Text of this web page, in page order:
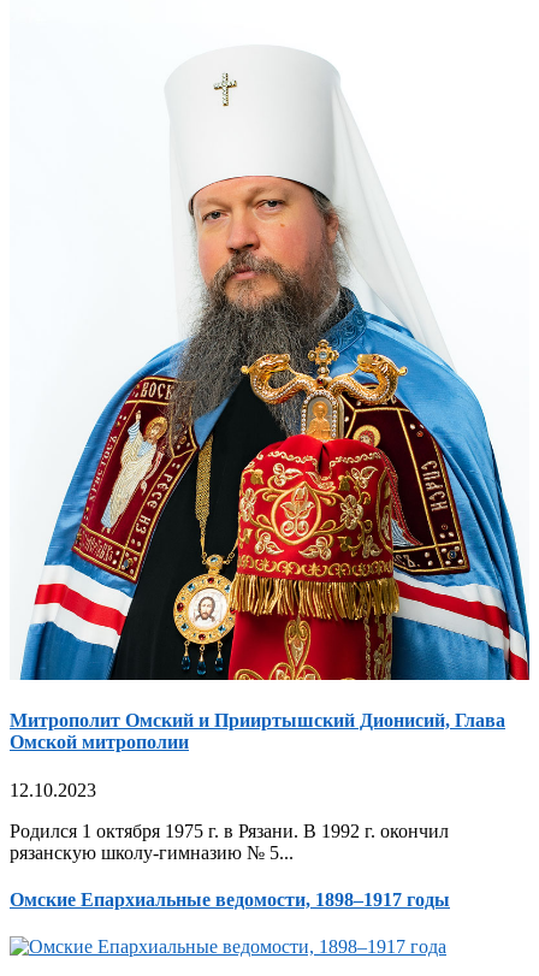
Митрополит Омский и Прииртышский Дионисий, Глава
Омской митрополии
12.10.2023
Родился 1 октября 1975 г. в Рязани. В 1992 г. окончил
рязанскую школу-гимназию № 5...
Омские Епархиальные ведомости, 1898–1917 годы